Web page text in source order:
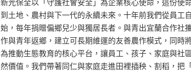
新光保全以「守護社會安全」為企業核心使命，這份使
到土地、農村與下一代的永續未來。十年前我們從員工
始，每年捐贈偏鄉兒少與獨居長者。與青出宜蘭合作社
作與青年返鄉，建立可長期維運的友善農作模式，同時
為推動生態教育的核心平台，讓員工、孩子、家庭與社
然價值。我們帶著同仁與家庭走進田裡插秧、割稻，把